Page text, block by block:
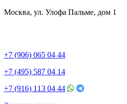
Москва, ул. Улофа Пальме, дом 1
+7 (906) 065 04 44
+7 (495) 587 04 14
+7 (916) 113 04 44